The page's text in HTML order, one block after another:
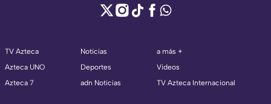
TV Azteca
Azteca UNO
Azteca 7
Noticias
Deportes
adn Noticias
a más +
Videos
TV Azteca Internacional